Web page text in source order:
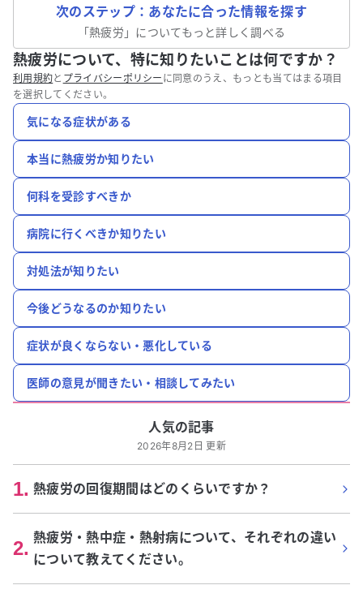
次のステップ：あなたに合った情報を探す
「熱疲労 」についてもっと詳しく調べる
熱疲労について、特に知りたいことは何ですか？
利用規約と プライバシーポリシー に同意のうえ、もっとも当てはまる項目
を選択してください。
気になる症状がある
本当に熱疲労か知りたい
何科を受診すべきか
病院に行くべきか知りたい
対処法が知りたい
今後どうなるのか知りたい
症状が良くならない・悪化している
医師の意見が聞きたい・相談してみたい
人気の記事
2026年8月2日 更新
1. 熱疲労の回復期間はどのくらいですか？
2. 熱疲労・熱中症・熱射病について、それぞれの違い
について教えてください。